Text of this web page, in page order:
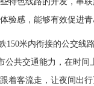
验感，能够有效促进青
150米内衔接的公交线
公共交通能力，在时
着客流走，让夜间出行